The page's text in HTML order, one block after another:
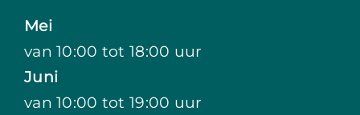
Mei
van 10:00 tot 18:00 uur
Juni
van 10:00 tot 19:00 uur